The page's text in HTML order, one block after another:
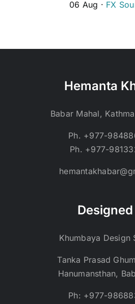
06 Aug · FX
Hemanta
Babar Mahal,
Ph. +977-
Ph. +977-
Khumbaya Design
Tanka Prasad
Hanumansthan,
Ph: +977-